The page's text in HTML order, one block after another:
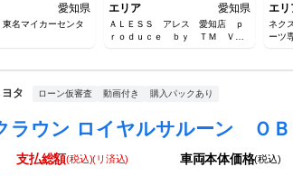
愛知県
名マイカーセンタ
エリア
愛知県
ＡＬＥＳＳ アレス 愛知店 ｐ
ｒｏｄｕｃｅ ｂｙ ＴＭ ＶＩ
エリ
ネク
ーツ
ヨタ ローン仮審査 動画付き 購入パックあり
支払総額(税込)(リ済込) 車両本体価格(税込)